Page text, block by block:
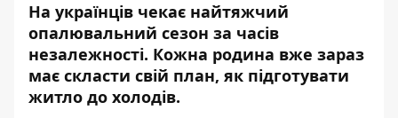
На українців чекає найтяжчий
опалювальний сезон за часів
незалежності. Кожна родина вже зараз
має скласти свій план, як підготувати
житло до холодів.